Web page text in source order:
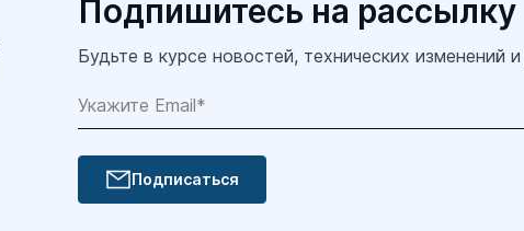
Подпишитесь на рассылку
Будьте в курсе новостей, технических изменений
Подписаться